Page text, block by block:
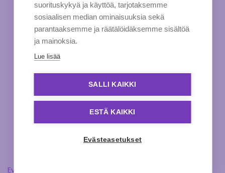
Evästeasetukset
suorituskykyä ja käyttöä, tarjotaksemme
sosiaalisen median ominaisuuksia sekä
parantaaksemme ja räätälöidäksemme sisältöä
ja mainoksia.
Lue lisää
SALLI KAIKKI
ESTÄ KAIKKI
Evästeasetukset